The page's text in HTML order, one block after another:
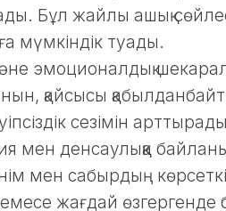
Бұл жайлы ашық
мүмкіндік туады.
эмоционалдық
қайсысы
сезімін
мен денсаулыққа
мен сабырдың
жағдай өзгергенде